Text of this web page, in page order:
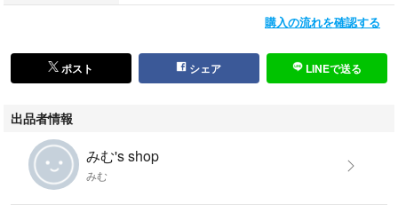
購入の流れを確認する
ポスト シェア LINEで送る
出品者情報
みむ's shop
みむ